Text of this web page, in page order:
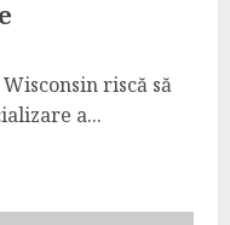
riscă să
a...